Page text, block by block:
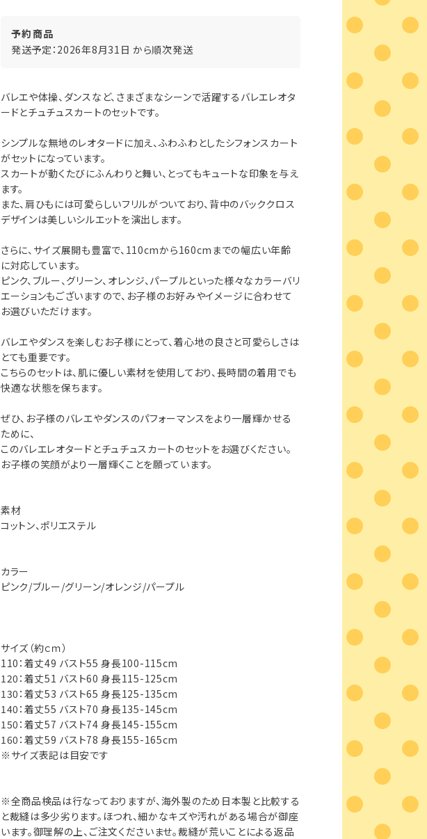
予約商品
発送予定：2026年8月31日 から順次発送
バレエや体操、ダンスなど、さまざまなシーンで活躍するバレエレオタ
ードとチュチュスカートのセットです。
シンプルな無地のレオタードに加え、ふわふわとしたシフォンスカート
がセットになっています。
スカートが動くたびにふんわりと舞い、とってもキュートな印象を与え
ます。
また、肩ひもには可愛らしいフリルがついており、背中のバッククロス
デザインは美しいシルエットを演出します。
さらに、サイズ展開も豊富で、110cmから160cmまでの幅広い年齢
に対応しています。
ピンク、ブルー、グリーン、オレンジ、パープルといった様々なカラーバリ
エーションもございますので、お子様のお好みやイメージに合わせて
お選びいただけます。
バレエやダンスを楽しむお子様にとって、着心地の良さと可愛らしさは
とても重要です。
こちらのセットは、肌に優しい素材を使用しており、長時間の着用でも
快適な状態を保ちます。
ぜひ、お子様のバレエやダンスのパフォーマンスをより一層輝かせる
ために、
このバレエレオタードとチュチュスカートのセットをお選びください。
お子様の笑顔がより一層輝くことを願っています。
素材
コットン、ポリエステル
カラー
ピンク/ブルー/グリーン/オレンジ/パープル
サイズ（約ｃｍ）
110：着丈49 バスト55 身長100-115cm
120：着丈51 バスト60 身長115-125cm
130：着丈53 バスト65 身長125-135cm
140：着丈55 バスト70 身長135-145cm
150：着丈57 バスト74 身長145-155cm
160：着丈59 バスト78 身長155-165cm
※サイズ表記は目安です
※全商品検品は行なっておりますが、海外製のため日本製と比較する
と裁縫は多少劣ります。ほつれ、細かなキズや汚れがある場合が御座
います。御理解の上、ご注文くださいませ。裁縫が荒いことによる返品